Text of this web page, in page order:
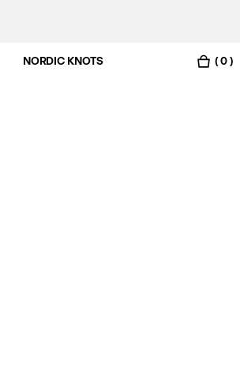
NORDIC KNOTS ( 0 )